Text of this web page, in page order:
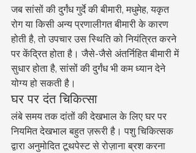
जब सांसों की दुर्गंध गुर्दे की बीमारी, मधुमेह, यकृत
रोग या किसी अन्य प्रणालीगत बीमारी के कारण
होती है, तो उपचार उस स्थिति को नियंत्रित करने
पर केंद्रित होता है। जैसे-जैसे अंतर्निहित बीमारी में
सुधार होता है, सांसों की दुर्गंध भी कम ध्यान देने
योग्य हो सकती है।
घर पर दंत चिकित्सा
लंबे समय तक दांतों की देखभाल के लिए घर पर
नियमित देखभाल बहुत ज़रूरी है। पशु चिकित्सक
द्वारा अनुमोदित टूथपेस्ट से रोज़ाना ब्रश करना